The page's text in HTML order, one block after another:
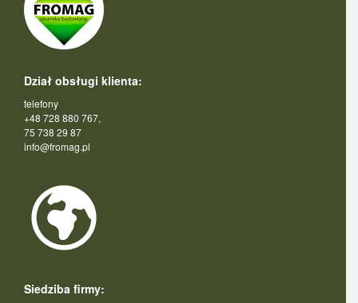
Dział obsługi klienta:
telefony
+48 728 880 767,
75 738 29 87
info@fromag.pl
Siedziba firmy: